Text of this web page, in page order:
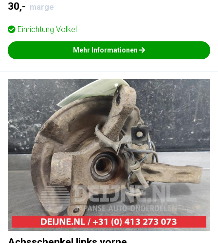
30,- marge
Einrichtung Volkel
Mehr Informationen